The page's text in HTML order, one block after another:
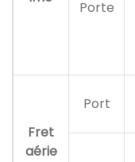
Porte
Fret
aérie
Port